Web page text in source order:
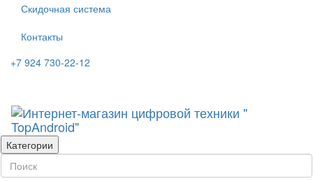
Скидочная система
Контакты
+7 924 730-22-12
Категории